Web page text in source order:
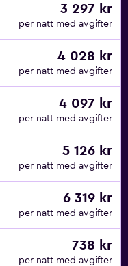
3 297 kr
per natt med avgifter
4 028 kr
per natt med avgifter
4 097 kr
per natt med avgifter
5 126 kr
per natt med avgifter
6 319 kr
per natt med avgifter
738 kr
per natt med avgifter